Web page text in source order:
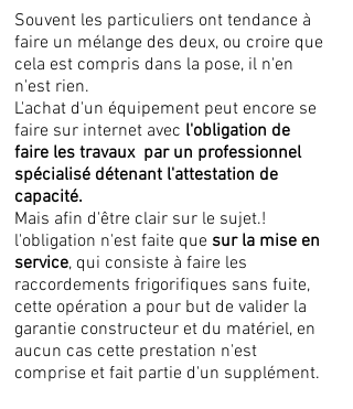
Souvent les particuliers ont tendance à
faire un mélange des deux, ou croire que
cela est compris dans la pose, il n'en
n'est rien.
L'achat d'un équipement peut encore se
faire sur internet avec l'obligation de
faire les travaux par un professionnel
spécialisé détenant l'attestation de
capacité.
Mais afin d'être clair sur le sujet.!
l'obligation n'est faite que sur la mise en
service, qui consiste à faire les
raccordements frigorifiques sans fuite,
cette opération a pour but de valider la
garantie constructeur et du matériel, en
aucun cas cette prestation n'est
comprise et fait partie d'un supplément.